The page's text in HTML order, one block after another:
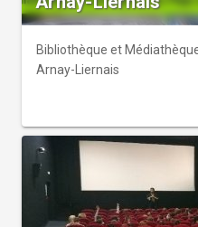
elle est accessible en
vie quotidienne et l’habitat
dans les années 1900, - un
des visites-flash) : un
chacun des 8 communes
d’enquêtes...
Bibliothèque et
Arnay-Liernais